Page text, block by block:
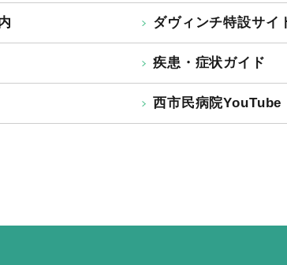
ダヴィンチ特設サイ
疾患・症状ガイド
西市民病院YouTube